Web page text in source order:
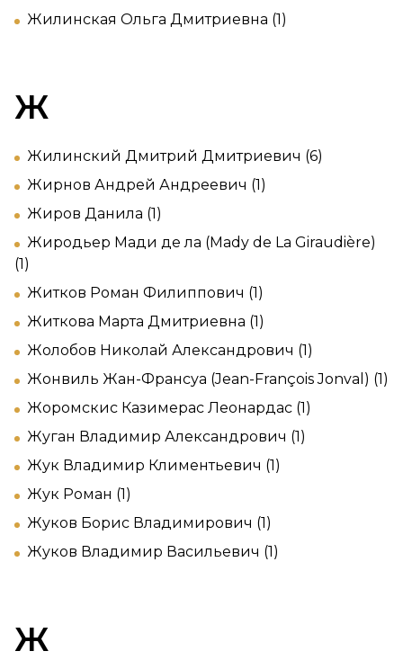
Жилинская Ольга Дмитриевна (1)
Ж
Жилинский Дмитрий Дмитриевич (6)
Жирнов Андрей Андреевич (1)
Жиров Данила (1)
Жиродьер Мади де ла (Mady de La Giraudière)
(1)
Житков Роман Филиппович (1)
Житкова Марта Дмитриевна (1)
Жолобов Николай Александрович (1)
Жонвиль Жан-Франсуа (Jean-François Jonval) (1)
Жоромскис Казимерас Леонардас (1)
Жуган Владимир Александрович (1)
Жук Владимир Климентьевич (1)
Жук Роман (1)
Жуков Борис Владимирович (1)
Жуков Владимир Васильевич (1)
Ж